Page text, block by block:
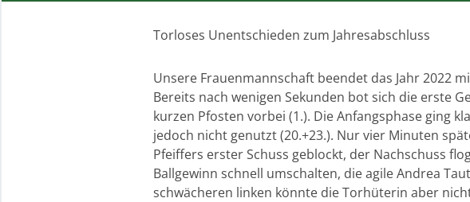
Torloses Unentschieden zum Jahresabschluss
Unsere Frauenmannschaft beendet das Jahr 2022
Bereits nach wenigen Sekunden bot sich die erste
kurzen Pfosten vorbei (1.). Die Anfangsphase ging
jedoch nicht genutzt (20.+23.). Nur vier Minuten
Pfeiffers erster Schuss geblockt, der Nachschuss
Ballgewinn schnell umschalten, die agile Andrea
schwächeren linken könnte die Torhüterin aber